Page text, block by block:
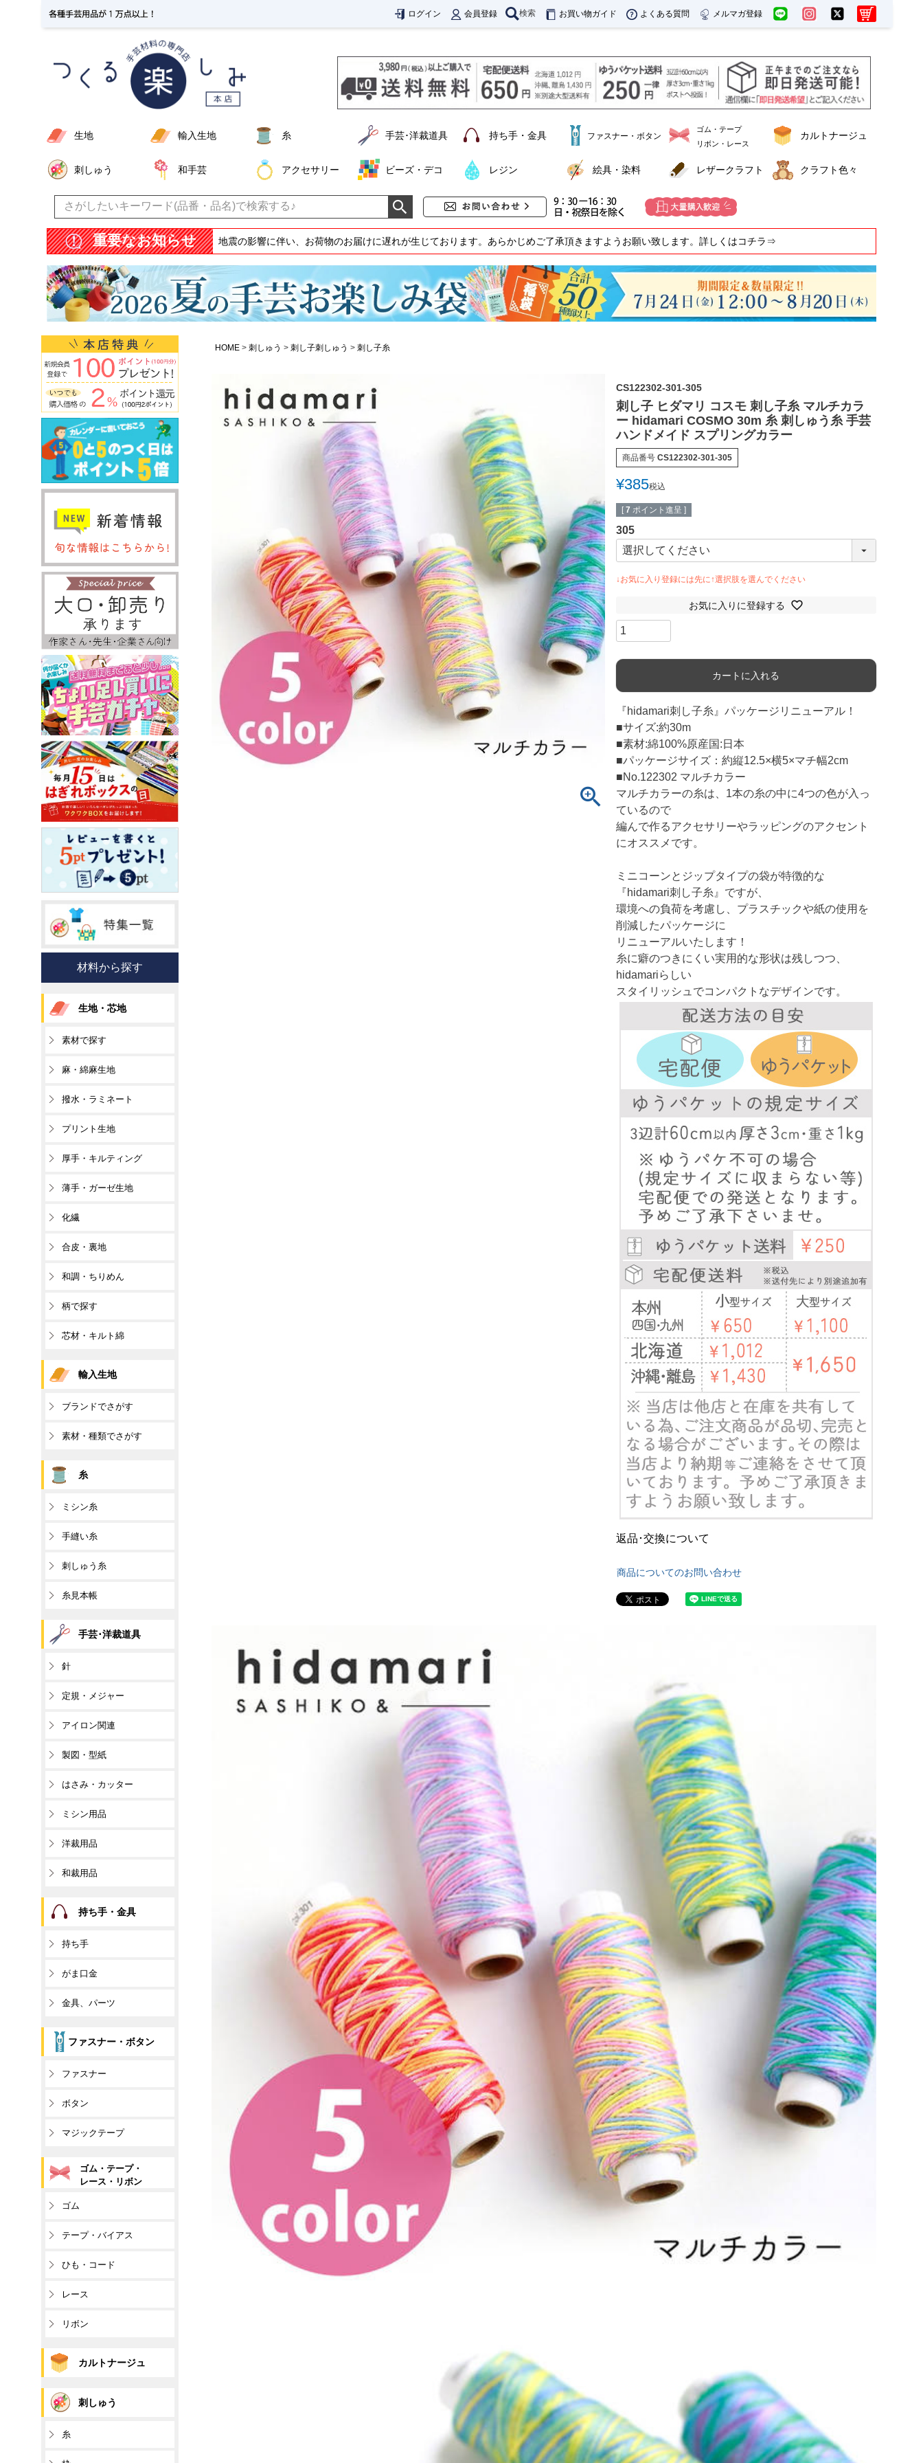
ログイン 会員登録 検索 お買い物ガイド よくある質問 メルマガ登録
生地 輸入生地 糸 手芸･洋裁道具 持ち手・金具 ファスナー・ボタン
ゴム・テープ
リボン・レース
カルトナージュ
刺しゅう 和手芸 アクセサリー ビーズ・デコ レジン 絵具・染料 レザークラフト クラフト色々
重要なお知らせ 地震の影響に伴い、お荷物のお届けに遅れが生じております。あらかじめご了承頂きますようお願い致します。詳しくはコチラ⇒
HOME 刺しゅう 刺し子刺しゅう 刺し子糸
CS122302-301-305
刺し子 ヒダマリ コスモ 刺し子糸 マルチカラ
ー hidamari COSMO 30m 糸 刺しゅう糸 手芸
ハンドメイド スプリングカラー
商品番号 CS122302-301-305
¥385税込
[ 7 ポイント進呈 ]
305
お気に入りに登録する
カートに入れる
『hidamari刺し子糸』パッケージリニューアル！
■サイズ:約30m
■素材:綿100%原産国:日本
■パッケージサイズ：約縦12.5×横5×マチ幅2cm
■No.122302 マルチカラー
マルチカラーの糸は、1本の糸の中に4つの色が入っ
ているので
編んで作るアクセサリーやラッピングのアクセント
にオススメです。
ミニコーンとジップタイプの袋が特徴的な
『hidamari刺し子糸』ですが、
環境への負荷を考慮し、プラスチックや紙の使用を
削減したパッケージに
リニューアルいたします！
糸に癖のつきにくい実用的な形状は残しつつ、
hidamariらしい
スタイリッシュでコンパクトなデザインです。
返品･交換について
商品についてのお問い合わせ
材料から探す
生地・芯地
素材で探す
麻・綿麻生地
撥水・ラミネート
プリント生地
厚手・キルティング
薄手・ガーゼ生地
化繊
合皮・裏地
和調・ちりめん
柄で探す
芯材・キルト綿
輸入生地
ブランドでさがす
素材・種類でさがす
糸
ミシン糸
手縫い糸
刺しゅう糸
糸見本帳
手芸･洋裁道具
針
定規・メジャー
アイロン関連
製図・型紙
はさみ・カッター
ミシン用品
洋裁用品
和裁用品
持ち手・金具
持ち手
がま口金
金具、パーツ
ファスナー・ボタン
ファスナー
ボタン
マジックテープ
ゴム・テープ・
レース・リボン
ゴム
テープ・バイアス
ひも・コード
レース
リボン
カルトナージュ
刺しゅう
糸